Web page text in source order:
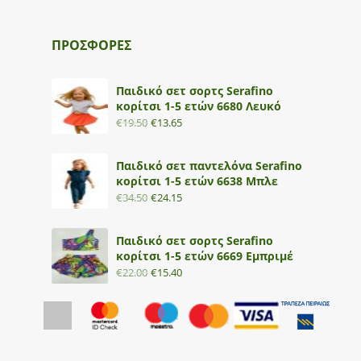
ΠΡΟΣΦΟΡΕΣ
Παιδικό σετ σορτς Serafino
κορίτσι 1-5 ετών 6680 Λευκό
€19.50 €13.65
Παιδικό σετ παντελόνα Serafino
κορίτσι 1-5 ετών 6638 Μπλε
€34.50 €24.15
Παιδικό σετ σορτς Serafino
κορίτσι 1-5 ετών 6669 Εμπριμέ
€22.00 €15.40